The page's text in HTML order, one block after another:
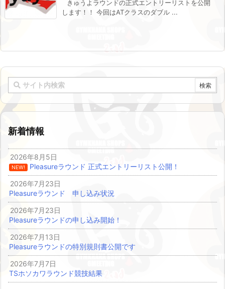
きゅうよラウンドの正式エントリーリストを公開
します！！ 今回はATクラスのダブル ...
新着情報
2026年8月5日
NEW!
Pleasureラウンド 正式エントリーリスト公開！
2026年7月23日
Pleasureラウンド 申し込み状況
2026年7月23日
Pleasureラウンドの申し込み開始！
2026年7月13日
Pleasureラウンドの特別規則書公開です
2026年7月7日
TSホソカワラウンド競技結果